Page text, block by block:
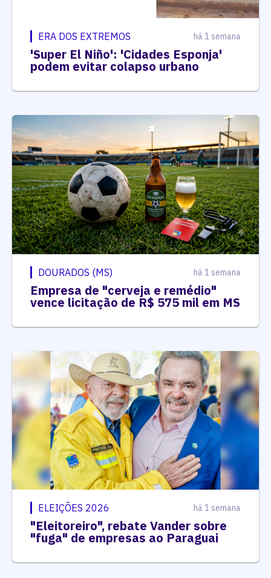
ERA DOS EXTREMOS há 1 semana
'Super El Niño': 'Cidades Esponja'
podem evitar colapso urbano
DOURADOS (MS) há 1 semana
Empresa de "cerveja e remédio"
vence licitação de R$ 575 mil em MS
ELEIÇÕES 2026 há 1 semana
"Eleitoreiro", rebate Vander sobre
"fuga" de empresas ao Paraguai